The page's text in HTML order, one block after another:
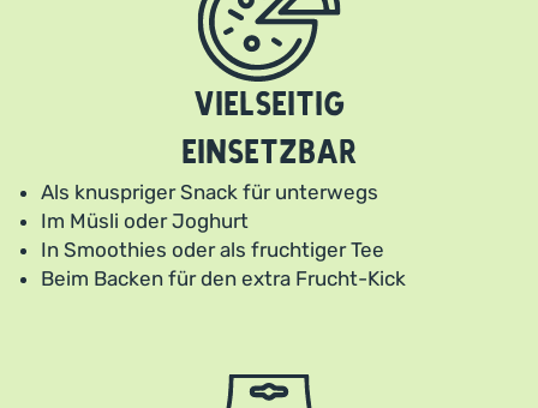
Vielseitig
einsetzbar
Als knuspriger Snack für unterwegs
Im Müsli oder Joghurt
In Smoothies oder als fruchtiger Tee
Beim Backen für den extra Frucht-Kick